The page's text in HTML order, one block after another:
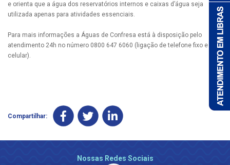
e orienta que a água dos reservatórios internos e caixas d’água seja
utilizada apenas para atividades essenciais.
Para mais informações a Águas de Confresa está à disposição pelo
atendimento 24h no número 0800 647 6060 (ligação de telefone fixo e
celular).
Compartilhar:
Nossas Redes Sociais